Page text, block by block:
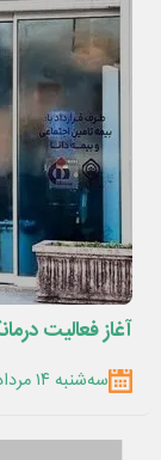
آغاز فعالیت
سه‌شنبه ۱۴ مرداد ۱۴۰۴